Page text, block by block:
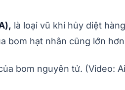
là loại vũ khí hủy diệt
bom hạt nhân cũng lớn
bom nguyên tử. (Video: